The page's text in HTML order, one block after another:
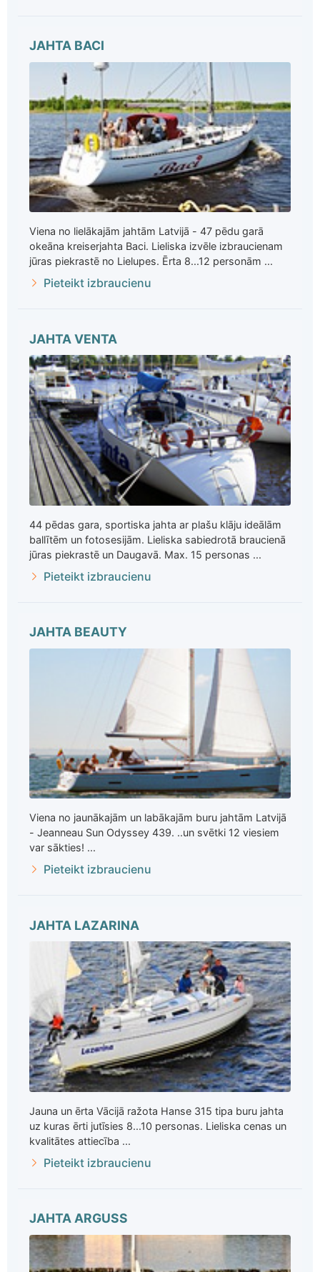
JAHTA BACI
Viena no lielākajām jahtām Latvijā - 47 pēdu garā
okeāna kreiserjahta Baci. Lieliska izvēle izbraucienam
jūras piekrastē no Lielupes. Ērta 8...12 personām ...
Pieteikt izbraucienu
JAHTA VENTA
44 pēdas gara, sportiska jahta ar plašu klāju ideālām
ballītēm un fotosesijām. Lieliska sabiedrotā braucienā
jūras piekrastē un Daugavā. Max. 15 personas ...
Pieteikt izbraucienu
JAHTA BEAUTY
Viena no jaunākajām un labākajām buru jahtām Latvijā
- Jeanneau Sun Odyssey 439. ..un svētki 12 viesiem
var sākties! ...
Pieteikt izbraucienu
JAHTA LAZARINA
Jauna un ērta Vācijā ražota Hanse 315 tipa buru jahta
uz kuras ērti jutīsies 8...10 personas. Lieliska cenas un
kvalitātes attiecība ...
Pieteikt izbraucienu
JAHTA ARGUSS